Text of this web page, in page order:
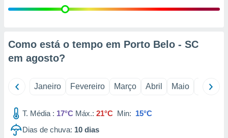
num
para
Como está o tempo em Porto Belo - SC
em agosto?
Janeiro Fevereiro Março Abril Maio Junho
T. Média : 17°C Máx.: 21°C Min: 15°C
Dias de chuva: 10 dias